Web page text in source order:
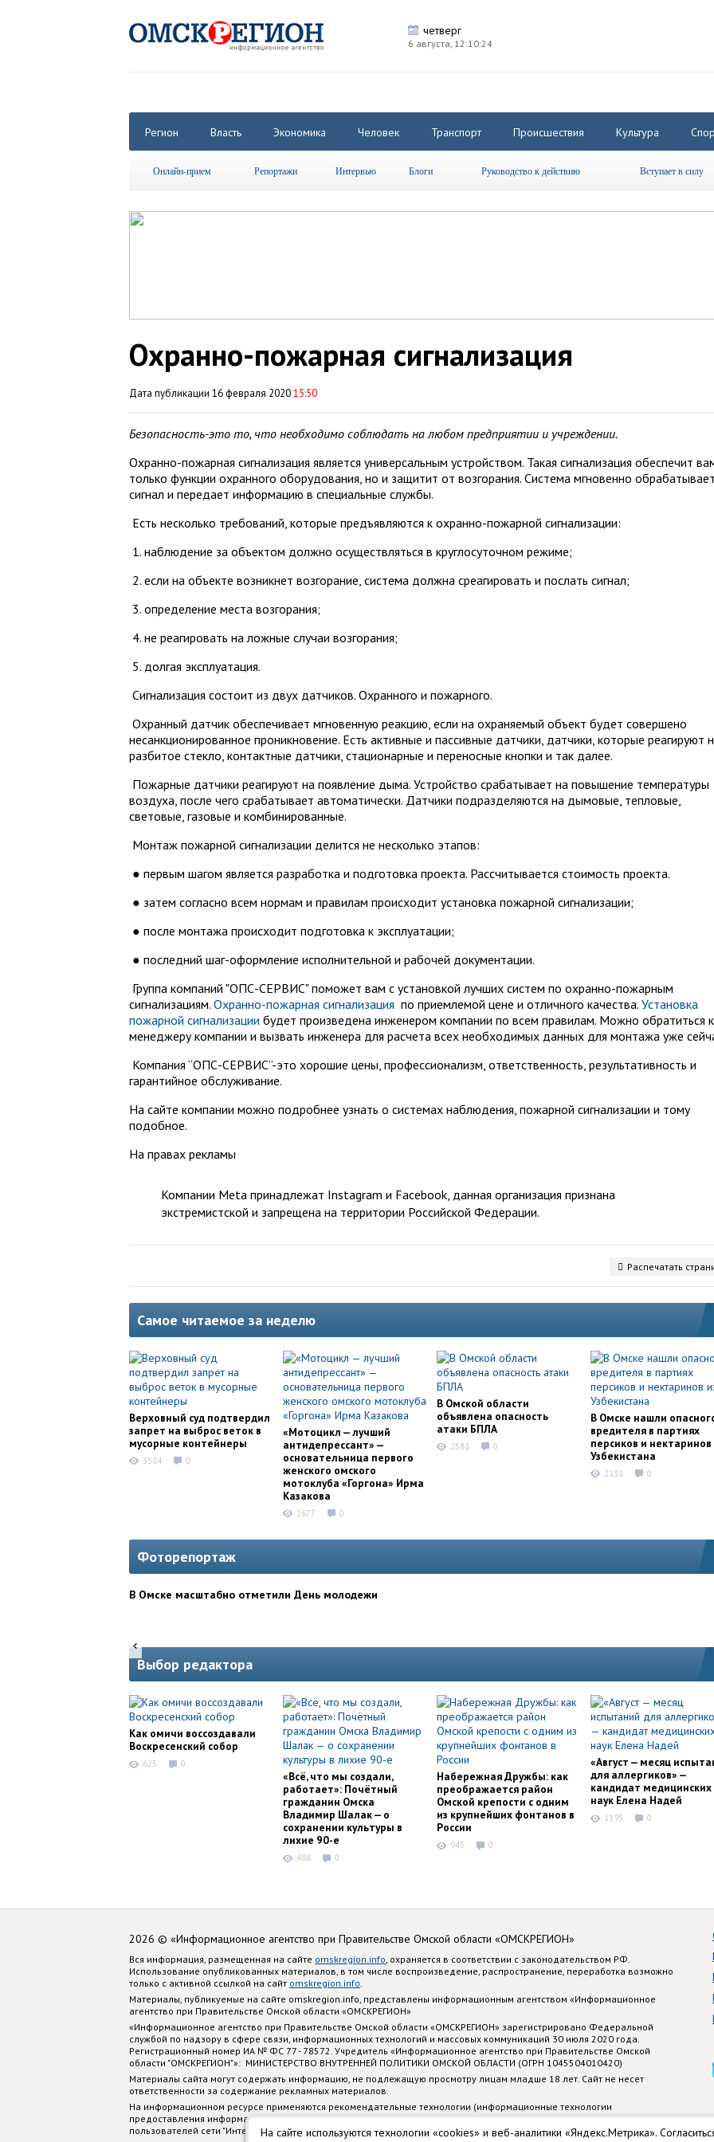
На сайте используются технологии «cookies» и веб-аналитики «Яндекс.Метрика».
четверг
6 августа, 12:10:25
Регион Власть Экономика Человек Транспорт Происшествия Культура
Онлайн-прием Репортажи Интервью Блоги Руководство к действию Вступает в силу
Охранно-пожарная сигнализация
Дата публикации 16 февраля 202015:50
Безопасность-это то, что необходимо соблюдать на любом предприятии и учреждении.
Охранно-пожарная сигнализация является универсальным устройством. Такая сигнализация обеспечит
только функции охранного оборудования, но и защитит от возгорания. Система мгновенно обрабатывает
сигнал и передает информацию в специальные службы.
Есть несколько требований, которые предъявляются к охранно-пожарной сигнализации:
1. наблюдение за объектом должно осуществляться в круглосуточном режиме;
2. если на объекте возникнет возгорание, система должна среагировать и послать сигнал;
3. определение места возгорания;
4. не реагировать на ложные случаи возгорания;
5. долгая эксплуатация.
Сигнализация состоит из двух датчиков. Охранного и пожарного.
Охранный датчик обеспечивает мгновенную реакцию, если на охраняемый объект будет совершено
несанкционированное проникновение. Есть активные и пассивные датчики, датчики, которые реагируют
разбитое стекло, контактные датчики, стационарные и переносные кнопки и так далее.
Пожарные датчики реагируют на появление дыма. Устройство срабатывает на повышение температуры
воздуха, после чего срабатывает автоматически. Датчики подразделяются на дымовые, тепловые,
световые, газовые и комбинированные.
Монтаж пожарной сигнализации делится не несколько этапов:
● первым шагом является разработка и подготовка проекта. Рассчитывается стоимость проекта.
● затем согласно всем нормам и правилам происходит установка пожарной сигнализации;
● после монтажа происходит подготовка к эксплуатации;
● последний шаг-оформление исполнительной и рабочей документации.
Группа компаний "ОПС-СЕРВИС" поможет вам с установкой лучших систем по охранно-пожарным
сигнализациям. Охранно-пожарная сигнализация по приемлемой цене и отличного качества. Установка
пожарной сигнализации будет произведена инженером компании по всем правилам. Можно обратиться к
менеджеру компании и вызвать инженера для расчета всех необходимых данных для монтажа уже
Компания “ОПС-СЕРВИС”-это хорошие цены, профессионализм, ответственность, результативность и
гарантийное обслуживание.
На сайте компании можно подробнее узнать о системах наблюдения, пожарной сигнализации и тому
подобное.
На правах рекламы
Компании Meta принадлежат Instagram и Facebook, данная организация признана
экстремистской и запрещена на территории Российской Федерации.
Распечатать
Самое читаемое за неделю
Верховный суд подтвердил
запрет на выброс веток в
мусорные контейнеры
3584 0
«Мотоцикл — лучший
антидепрессант» —
основательница первого
женского омского
мотоклуба «Горгона» Ирма
Казакова
2677 0
В Омской области
объявлена опасность
атаки БПЛА
2581 0
В Омске нашли
вредителя в партиях
персиков и нектаринов
Узбекистана
2131 0
Фоторепортаж
В Омске масштабно отметили День молодежи
Выбор редактора
Как омичи воссоздавали
Воскресенский собор
625 0
«Всё, что мы создали,
работает»: Почётный
гражданин Омска
Владимир Шалак — о
сохранении культуры в
лихие 90-е
488 0
Набережная Дружбы: как
преображается район
Омской крепости с одним
из крупнейших фонтанов в
России
945 0
«Август — месяц
для аллергиков» —
кандидат медицинских
наук Елена Надей
1195 0
2026 © «Информационное агентство при Правительстве Омской области «ОМСКРЕГИОН»
Вся информация, размещенная на сайте omskregion.info , охраняется в соответствии с законодательством РФ.
Использование опубликованных материалов, в том числе воспроизведение, распространение, переработка возможно
только с активной ссылкой на сайт omskregion.info
Материалы, публикуемые на сайте omskregion.info, представлены информационным агентством «Информационное
агентство при Правительстве Омской области «ОМСКРЕГИОН»
«Информационное агентство при Правительстве Омской области «ОМСКРЕГИОН» зарегистрировано Федеральной
службой по надзору в сфере связи, информационных технологий и массовых коммуникаций 30 июля 2020 года.
Регистрационный номер ИА № ФС 77 - 78572. Учредитель «Информационное агентство при Правительстве Омской
области "ОМСКРЕГИОН"»: МИНИСТЕРСТВО ВНУТРЕННЕЙ ПОЛИТИКИ ОМСКОЙ ОБЛАСТИ (ОГРН 1045504010420)
Материалы сайта могут содержать информацию, не подлежащую просмотру лицам младше 18 лет. Сайт не несет
ответственности за содержание рекламных материалов.
На информационном ресурсе применяются рекомендательные технологии (информационные технологии
предоставления информации на основе сбора, систематизации и анализа сведений, относящихся к предпочтениям
пользователей сети "Интернет", находящихся на территории Российской Федерации)